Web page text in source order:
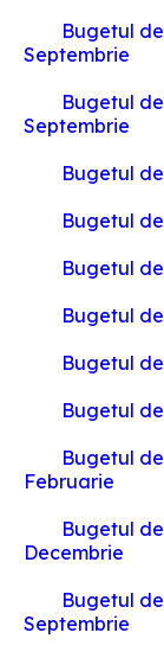
Bugetul
Septembrie
Bugetul
Septembrie
Bugetul
Bugetul
Bugetul
Bugetul
Bugetul
Bugetul
Bugetul
Februarie
Bugetul
Decembrie
Bugetul
Septembrie